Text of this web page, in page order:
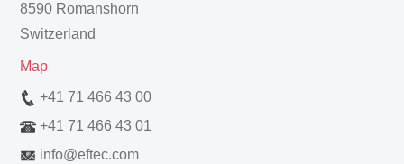
8590 Romanshorn
Switzerland
Map
+41 71 466 43 00
+41 71 466 43 01
info@eftec.com